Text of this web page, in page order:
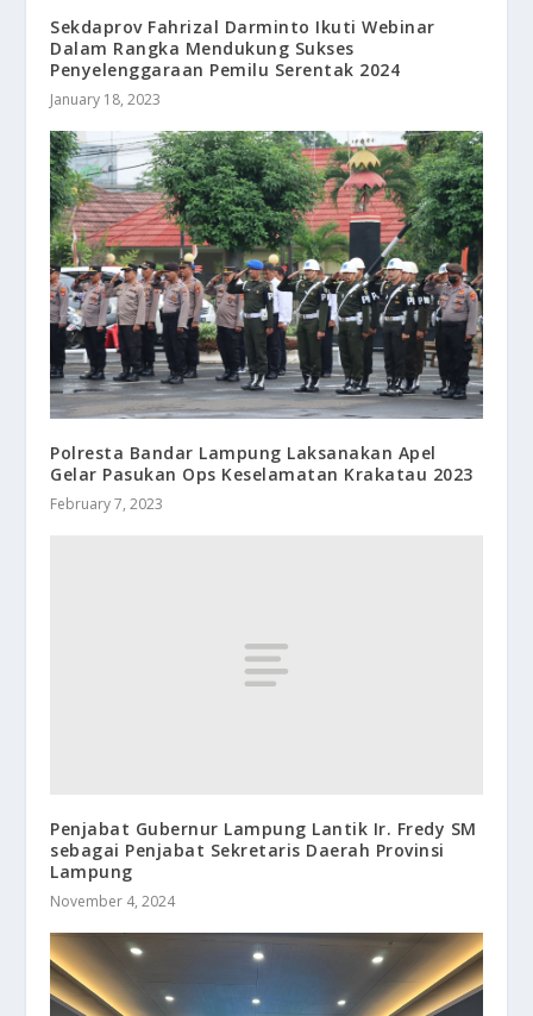
Sekdaprov Fahrizal Darminto Ikuti Webinar
Dalam Rangka Mendukung Sukses
Penyelenggaraan Pemilu Serentak 2024
January 18, 2023
Polresta Bandar Lampung Laksanakan Apel
Gelar Pasukan Ops Keselamatan Krakatau 2023
February 7, 2023
Penjabat Gubernur Lampung Lantik Ir. Fredy SM
sebagai Penjabat Sekretaris Daerah Provinsi
Lampung
November 4, 2024